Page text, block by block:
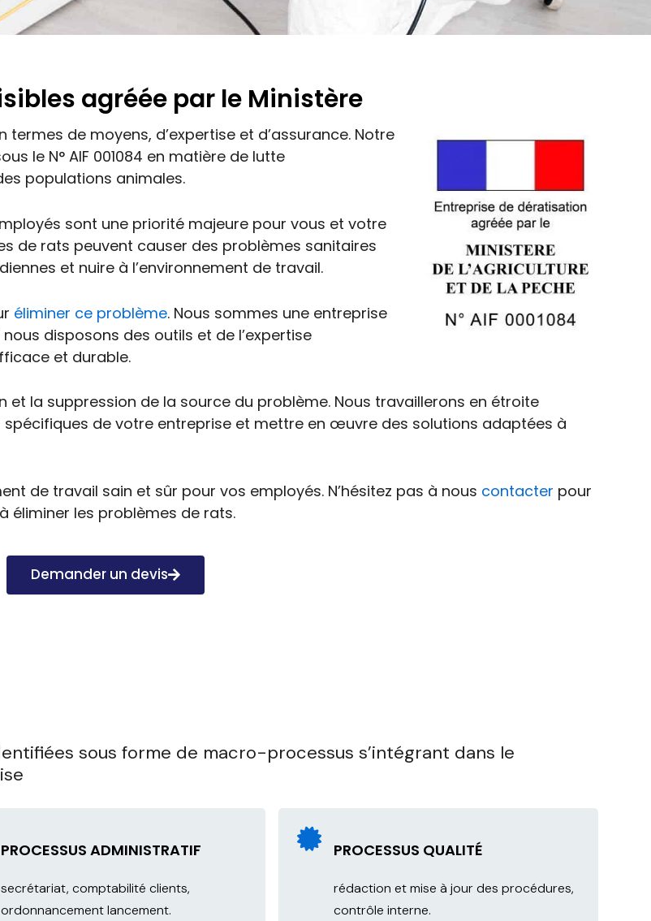
agréée par le Ministère
de moyens, d’expertise et d’assurance. Notre
le N° AIF 001084 en matière de lutte
populations animales.
sont une priorité majeure pour vous et votre
de rats peuvent causer des problèmes sanitaires
et nuire à l’environnement de travail.
éliminer ce problème. Nous sommes une entreprise
disposons des outils et de l’expertise
et durable.
la suppression de la source du problème. Nous travaillerons en étroite
de votre entreprise et mettre en œuvre des solutions adaptées à
de travail sain et sûr pour vos employés. N’hésitez pas à nous contacter pour
éliminer les problèmes de rats.
Demander un devis
sous forme de macro-processus s’intégrant dans le
PROCESSUS ADMINISTRATIF
secrétariat, comptabilité clients,
ordonnancement lancement.
PROCESSUS QUALITÉ
rédaction et mise à jour des procédures,
contrôle interne.